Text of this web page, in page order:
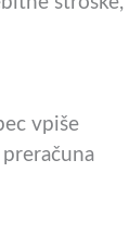
vpiše